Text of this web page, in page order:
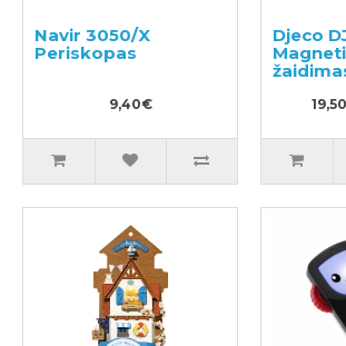
Navir 3050/X
Periskopas
9,40€
Djeco